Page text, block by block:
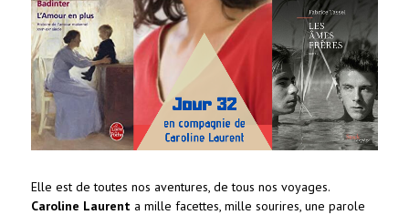
Elle est de toutes nos aventures, de tous nos voyages.
Caroline Laurenta mille facettes, mille sourires, une parole